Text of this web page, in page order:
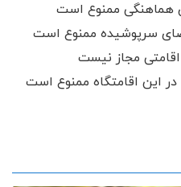
هماهنگی ممنوع است
سرپوشیده ممنوع است
اقامتی مجاز نیست
این اقامتگاه ممنوع است